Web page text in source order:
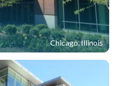
Chicago, Illinois